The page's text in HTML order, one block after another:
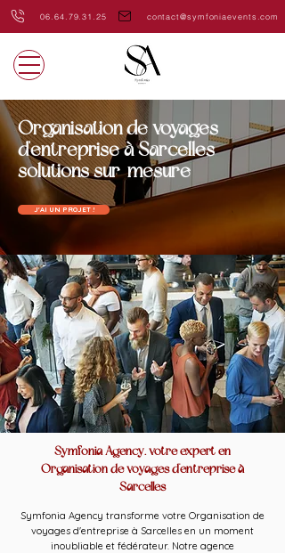
06.64.79.31.25 contact@symfoniaevents.com
Organisation de voyages
d'entreprise à Sarcelles -
solutions sur-mesure
J'AI UN PROJET !
Symfonia Agency, votre expert en
Organisation de voyages d'entreprise à
Sarcelles
Symfonia Agency transforme votre Organisation de
voyages d'entreprise à Sarcelles en un moment
inoubliable et fédérateur. Notre agence